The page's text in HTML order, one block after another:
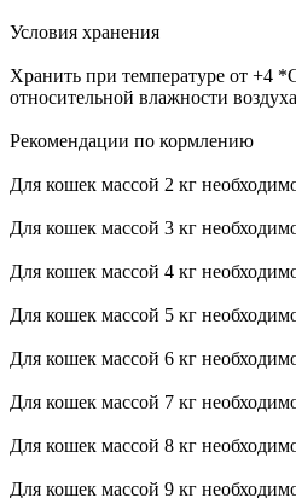
Условия хранения
Хранить при температуре от +4
относительной влажности
Рекомендации по кормлению
Для кошек массой 2 кг
Для кошек массой 3 кг
Для кошек массой 4 кг
Для кошек массой 5 кг
Для кошек массой 6 кг
Для кошек массой 7 кг
Для кошек массой 8 кг
Для кошек массой 9 кг